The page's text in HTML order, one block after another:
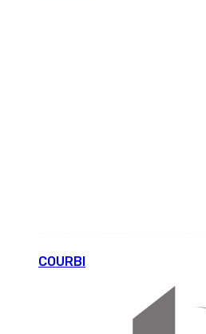
COURBI